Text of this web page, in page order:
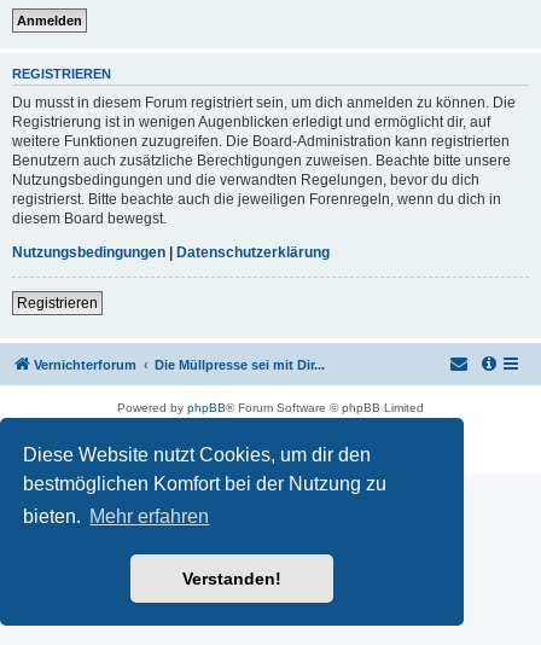
Diese Website nutzt Cookies, um dir den
bestmöglichen Komfort bei der Nutzung zu
bieten. Mehr erfahren
Verstanden!
REGISTRIEREN
Du musst in diesem Forum registriert sein, um dich anmelden zu können. Die
Registrierung ist in wenigen Augenblicken erledigt und ermöglicht dir, auf
weitere Funktionen zuzugreifen. Die Board-Administration kann registrierten
Benutzern auch zusätzliche Berechtigungen zuweisen. Beachte bitte unsere
Nutzungsbedingungen und die verwandten Regelungen, bevor du dich
registrierst. Bitte beachte auch die jeweiligen Forenregeln, wenn du dich in
diesem Board bewegst.
Nutzungsbedingungen | Datenschutzerklärung
Registrieren
Vernichterforum Die Müllpresse sei mit Dir...
Powered by phpBB® Forum Software © phpBB Limited
Datenschutz|Nutzungsbedingungen